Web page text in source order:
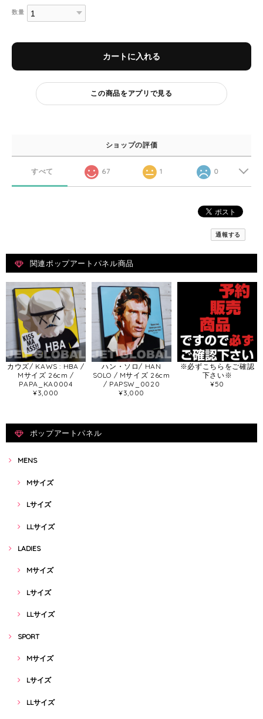
数量
カートに入れる
この商品をアプリで見る
ショップの評価
すべて 67 1 0
通報する
関連ポップアートパネル商品
カウズ/ KAWS : HBA /
Mサイズ 26cm /
PAPA_KA0004
¥3,000
ハン・ソロ/ HAN
SOLO / Mサイズ 26cm
/ PAPSW_0020
¥3,000
※必ずこちらをご確認
下さい※
¥50
ポップアートパネル
MENS
Mサイズ
Lサイズ
LLサイズ
LADIES
Mサイズ
Lサイズ
LLサイズ
SPORT
Mサイズ
Lサイズ
LLサイズ